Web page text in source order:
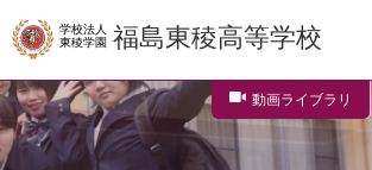
学校法人
東稜学園 福島東稜高等学校
動画ライブラリ